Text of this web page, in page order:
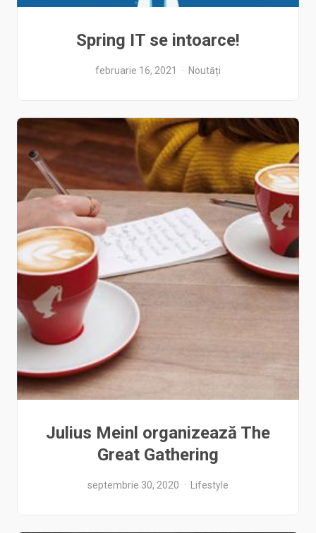
Spring IT se intoarce!
februarie 16, 2021 Noutăți
Julius Meinl organizează The
Great Gathering
septembrie 30, 2020 Lifestyle